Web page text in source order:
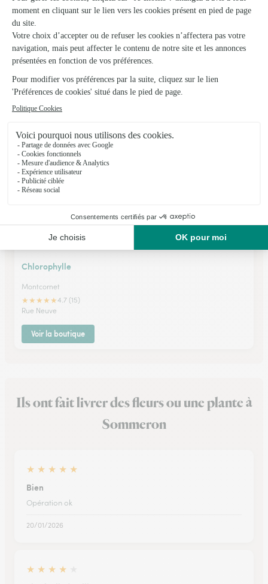
Delflore
Landrecies
★★★★★4.8 (72)
Voir la boutique
Chlorophylle
Montcornet
★★★★★4.7 (15)
Rue Neuve
Voir la boutique
Ils ont fait livrer des fleurs ou une plante à
Sommeron
★ ★ ★ ★ ★
Bien
Opération ok
20/01/2026
★ ★ ★ ★